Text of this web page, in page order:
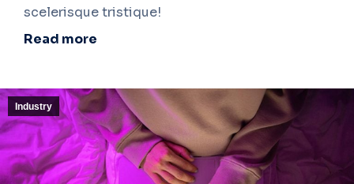
scelerisque tristique!
Read more
Industry